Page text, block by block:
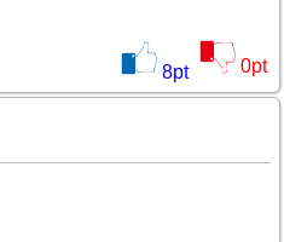
8pt 0pt